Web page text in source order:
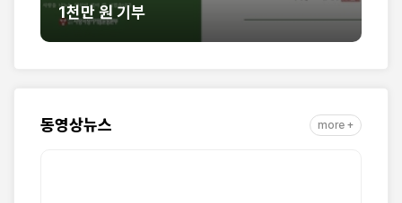
1천만 원 기부
동영상뉴스 more +